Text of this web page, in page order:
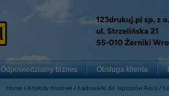
Odpowiedzialny biznes Obsługa klienta
Home Artykuły biurowe Ładowarki do laptopów Asus